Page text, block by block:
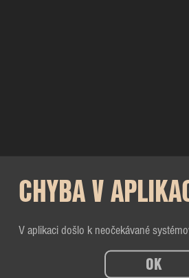
CHYBA V
V aplikaci došlo k neočekávané
OK